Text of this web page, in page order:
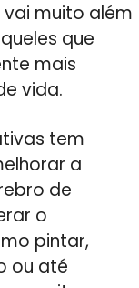
muito além
que
mais
vida.
tem
a
de
o
pintar,
ou até